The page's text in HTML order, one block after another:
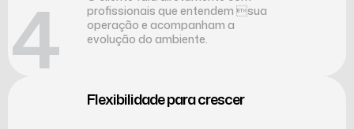
profissionais que entendem sua
operação e acompanham a
evolução do ambiente.
Flexibilidade para crescer